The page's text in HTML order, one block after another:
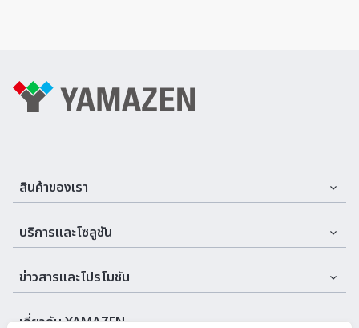
สินค้าของเรา
Assemble Machines & Tools
Cutting Tools
Machine
บริการและโซลูชัน
บริการและที่ปรึกษา
ข่าวสารและโปรโมชัน
อีเวนต์
เกี่ยวกับ YAMAZEN